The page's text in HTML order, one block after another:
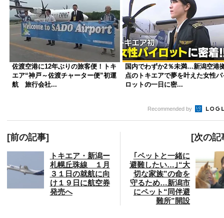
佐渡空港に12年ぶりの旅客便！トキ
エア“神戸～佐渡チャーター便”初運
航 旅行会社...
国内でわずか2％未満…新潟空港
点のトキエアで夢を叶えた女性パ
ロットの一日に密...
Recommended by
[前の記事]
トキエア・新潟ー
札幌丘珠線 １月
３１日の就航に向
け１９日に航空券
発売へ
[次の記
｢ペットと一緒に
避難したい…｣“大
切な家族”の命を
守るため…新潟市
にペット“同伴避
難所”開設